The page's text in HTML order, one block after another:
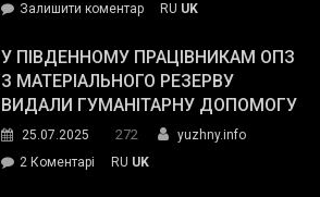
Залишити коментарon
завойовує
симпатії
виборців
The
RU UK
У ПІВДЕННОМУ ПРАЦІВНИКАМ ОПЗ
З МАТЕРІАЛЬНОГО РЕЗЕРВУ
ВИДАЛИ ГУМАНІТАРНУ ДОПОМОГУ
25.07.2025 272
yuzhny.info
2 Коментарі
RU UK